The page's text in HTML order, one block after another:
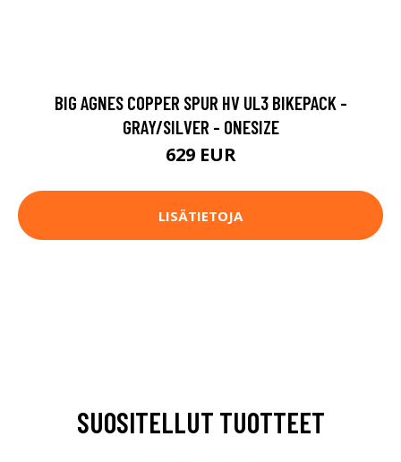
BIG AGNES COPPER SPUR HV UL3 BIKEPACK -
GRAY/SILVER - ONESIZE
629 EUR
LISÄTIETOJA
SUOSITELLUT TUOTTEET